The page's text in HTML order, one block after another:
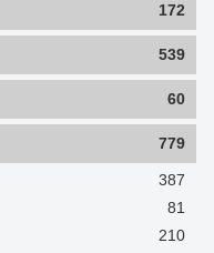
172
539
60
779
387
81
210